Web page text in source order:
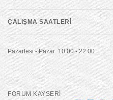
ÇALIŞMA SAATLERİ
Pazartesi - Pazar: 10:00 - 22:00
FORUM KAYSERİ